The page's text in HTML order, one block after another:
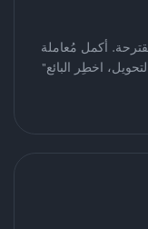
أكمل مُعاملة
اخطِر البائع"